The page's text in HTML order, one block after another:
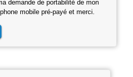
demande de portabilité de mon
mobile pré-payé et merci.